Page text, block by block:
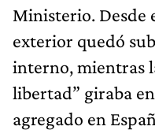
Ministerio. Desde
exterior quedó
interno, mientras
libertad” giraba
agregado en